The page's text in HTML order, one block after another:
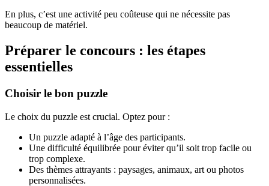
En plus, c’est une activité peu coûteuse qui ne nécessite pas
beaucoup de matériel.
Préparer le concours : les étapes
essentielles
Choisir le bon puzzle
Le choix du puzzle est crucial. Optez pour :
Un puzzle adapté à l’âge des participants.
Une difficulté équilibrée pour éviter qu’il soit trop facile ou
trop complexe.
Des thèmes attrayants : paysages, animaux, art ou photos
personnalisées.